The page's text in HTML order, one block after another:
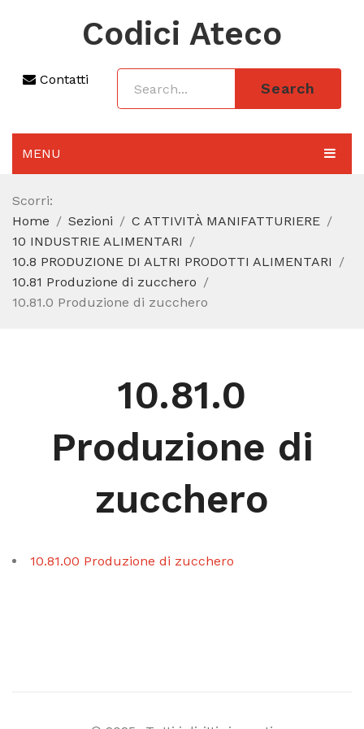
Codici Ateco
Contatti
Search
MENU
AGGIORNAMENTO 2025
SEZIONI
CODICE ATECO A COSA SERVE
Scorri:
Home
Sezioni
C ATTIVITÀ MANIFATTURIERE
10 INDUSTRIE ALIMENTARI
10.8 PRODUZIONE DI ALTRI PRODOTTI ALIMENTARI
10.81 Produzione di zucchero
10.81.0 Produzione di zucchero
10.81.0
Produzione di
zucchero
10.81.00 Produzione di zucchero